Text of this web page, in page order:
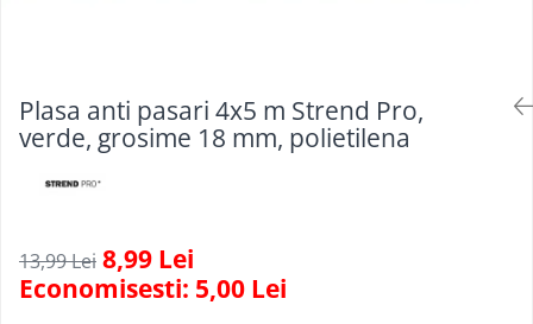
prindere
Pavaje si borduri
Programatoare stropire
Umbrele si pavilioane gradina
Unelte gradinarit
Solutii specializate
Solutii profesionale pentru
bucatarie
Plasa anti pasari 4x5 m Strend Pro,
verde, grosime 18 mm, polietilena
13,99 Lei 8,99 Lei
Economisesti: 5,00 Lei